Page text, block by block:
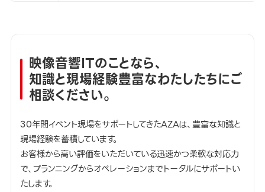
映像音響ITのことなら、
知識と現場経験豊富なわたしたちにご
相談ください。
30年間イベント現場をサポートしてきたAZAは、豊富な知識と
現場経験を蓄積しています。
お客様から高い評価をいただいている迅速かつ柔軟な対応力
で、プランニングからオペレーションまでトータルにサポートい
たします。